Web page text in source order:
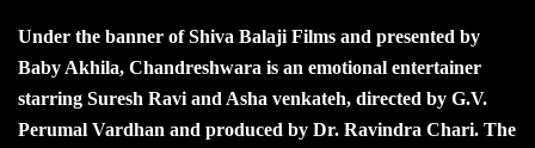
Under the banner of Shiva Balaji Films and presented by
Baby Akhila, Chandreshwara is an emotional entertainer
starring Suresh Ravi and Asha venkateh, directed by G.V.
Perumal Vardhan and produced by Dr. Ravindra Chari. The